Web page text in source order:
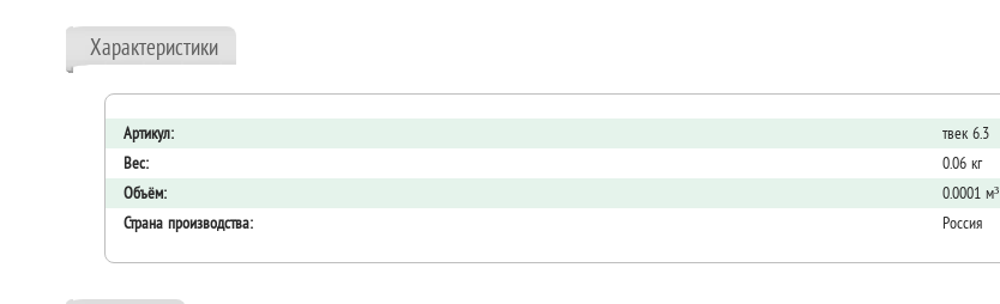
Характеристики
Артикул:
твек 6.3
Вес:
0.06 кг
Объём:
0.0001 м³
Страна производства:
Россия